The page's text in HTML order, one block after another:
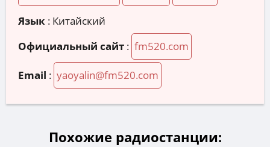
Язык : Китайский
Официальный сайт : fm520.com
Email : yaoyalin@fm520.com
Похожие радиостанции: